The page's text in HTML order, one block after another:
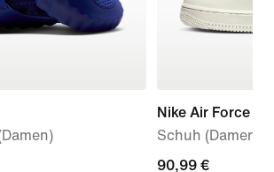
Nike Air Force 1
Schuh (Damen)
current
90,99 €